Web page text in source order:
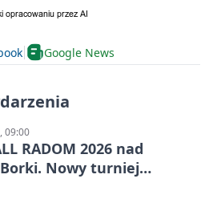
Google News
09:00
RADOM 2026 nad
Nowy turniej